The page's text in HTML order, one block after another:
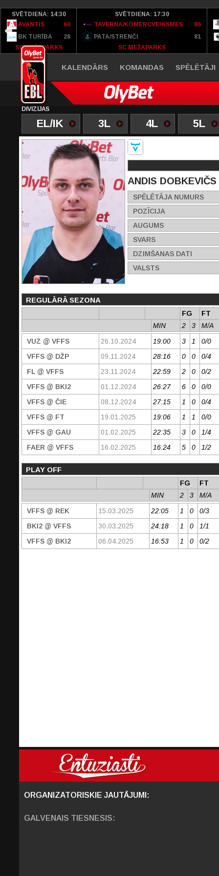
SVĒTDIENA: 14:30
AVANTIS
60
BK TURĪBA
28
SC MEŽAPARKS
SVĒTDIENA: 17:30
TAVERNA/KOMERCVEIKSMES
86
PATA/STRENČI
81
SC MEŽAPARKS
KALENDĀRS KOMANDAS SPĒLĒTĀJI
DIVĪZIJAS
EL/IK 3L 4L 5L
ANDIS DOBKEVIČS
SPĒLĒTĀJA NUMURS
POZĪCIJA
AUGUMS
SVARS
DZIMŠANAS DATI
VALSTS
REGULĀRĀ SEZONA
FG
FT
MIN
2 3 M/A
VUZ @ VFFS
26.10.2024 19:00 3 1 0/0
VFFS @ DŽP
09.11.2024 28:16 0 0 0/4
FL @ VFFS
23.11.2024 22:59 2 0 0/2
VFFS @ BKI2
01.12.2024 26:27 6 0 0/0
VFFS @ ČIE
08.12.2024 27:15 1 0 0/4
VFFS @ FT
19.01.2025 19:06 1 1 0/0
VFFS @ GAU
01.02.2025 22:35 3 0 1/4
FAER @ VFFS
16.02.2025 16:24 5 0 1/2
PLAY OFF
FG
FT
MIN
2 3 M/A
VFFS @ REK
15.03.2025 22:05 1 0 0/3
BKI2 @ VFFS
30.03.2025 24:18 1 0 1/1
VFFS @ BKI2
06.04.2025 16:53 1 0 0/2
ORGANIZATORISKIE JAUTĀJUMI:
GALVENAIS TIESNESIS: